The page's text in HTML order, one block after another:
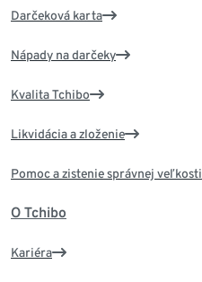
Darčeková karta
Nápady na darčeky
Kvalita Tchibo
Likvidácia a zloženie
Pomoc a zistenie správnej veľkosti
O Tchibo
Kariéra